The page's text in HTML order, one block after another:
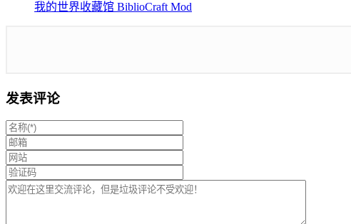
我的世界收藏馆 BiblioCraft Mod
发表评论